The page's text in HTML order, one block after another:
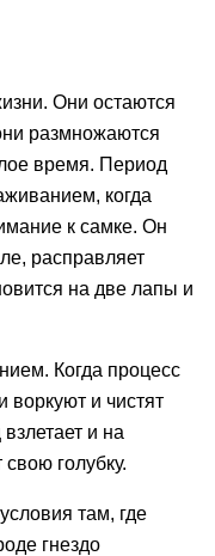
Они остаются
размножаются
время. Период
когда
к самке. Он
расправляет
на две лапы и
Когда процесс
воркуют и чистят
и на
голубку.
там, где
гнездо